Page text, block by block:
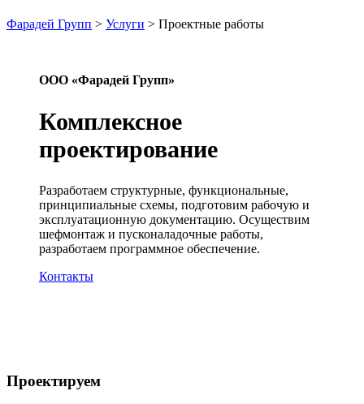
Фарадей Групп > Услуги > Проектные работы
ООО «Фарадей Групп»
Комплексное
проектирование
Разработаем структурные, функциональные,
принципиальные схемы, подготовим рабочую и
эксплуатационную документацию. Осуществим
шефмонтаж и пусконаладочные работы,
разработаем программное обеспечение.
Контакты
Проектируем